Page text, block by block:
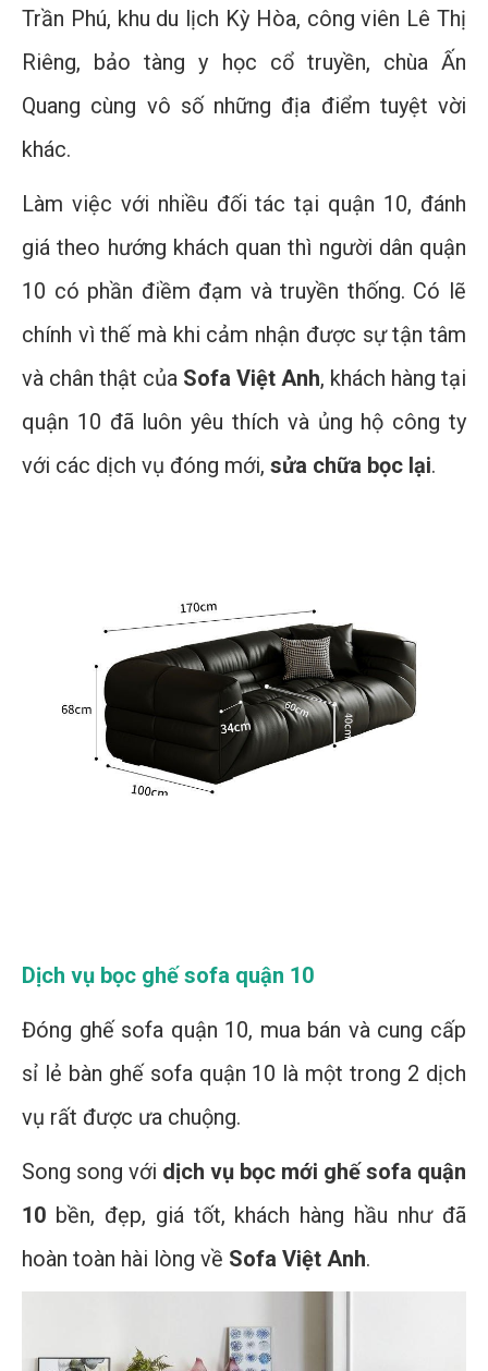
Trần Phú, khu du lịch Kỳ Hòa, công viên Lê Thị
Riêng, bảo tàng y học cổ truyền, chùa Ấn
Quang cùng vô số những địa điểm tuyệt vời
khác.
Làm việc với nhiều đối tác tại quận 10, đánh
giá theo hướng khách quan thì người dân quận
10 có phần điềm đạm và truyền thống. Có lẽ
chính vì thế mà khi cảm nhận được sự tận tâm
và chân thật của Sofa Việt Anh, khách hàng tại
quận 10 đã luôn yêu thích và ủng hộ công ty
với các dịch vụ đóng mới, sửa chữa bọc lại.
Dịch vụ bọc ghế sofa quận 10
Đóng ghế sofa quận 10, mua bán và cung cấp
sỉ lẻ bàn ghế sofa quận 10 là một trong 2 dịch
vụ rất được ưa chuộng.
Song song với dịch vụ bọc mới ghế sofa quận
10 bền, đẹp, giá tốt, khách hàng hầu như đã
hoàn toàn hài lòng về Sofa Việt Anh.